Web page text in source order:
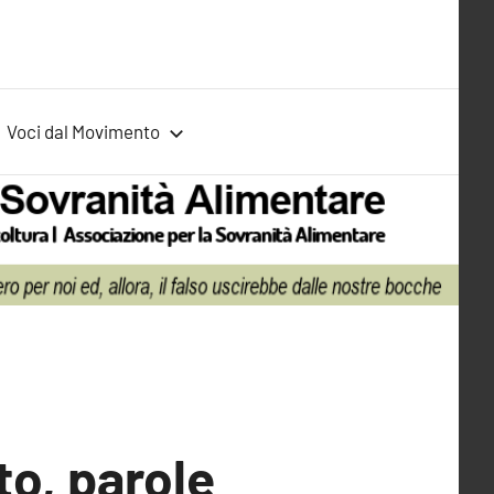
Voci dal Movimento
parole